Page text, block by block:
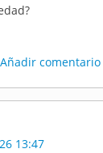
Añadir comentario
13:47